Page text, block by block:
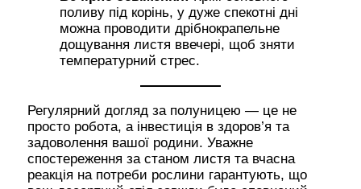
поливу під корінь, у дуже спекотні дні
можна проводити дрібнокрапельне
дощування листя ввечері, щоб зняти
температурний стрес.
Регулярний догляд за полуницею — це не
просто робота, а інвестиція в здоров’я та
задоволення вашої родини. Уважне
спостереження за станом листя та вчасна
реакція на потреби рослини гарантують, що